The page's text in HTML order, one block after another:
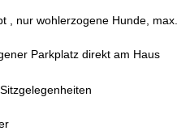
, nur wohlerzogene Hunde,
Parkplatz direkt am Haus